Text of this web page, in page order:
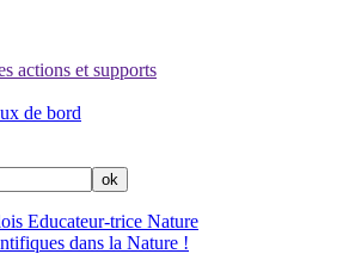
actions et supports
de bord
Educateur-trice Nature
dans la Nature !